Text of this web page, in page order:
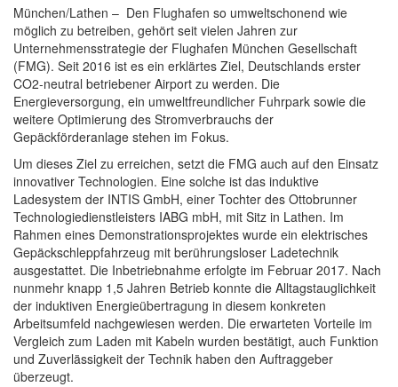
München/Lathen – Den Flughafen so umweltschonend wie
möglich zu betreiben, gehört seit vielen Jahren zur
Unternehmensstrategie der Flughafen München Gesellschaft
(FMG). Seit 2016 ist es ein erklärtes Ziel, Deutschlands erster
CO2-neutral betriebener Airport zu werden. Die
Energieversorgung, ein umweltfreundlicher Fuhrpark sowie die
weitere Optimierung des Stromverbrauchs der
Gepäckförderanlage stehen im Fokus.
Um dieses Ziel zu erreichen, setzt die FMG auch auf den Einsatz
innovativer Technologien. Eine solche ist das induktive
Ladesystem der INTIS GmbH, einer Tochter des Ottobrunner
Technologiedienstleisters IABG mbH, mit Sitz in Lathen. Im
Rahmen eines Demonstrationsprojektes wurde ein elektrisches
Gepäckschleppfahrzeug mit berührungsloser Ladetechnik
ausgestattet. Die Inbetriebnahme erfolgte im Februar 2017. Nach
nunmehr knapp 1,5 Jahren Betrieb konnte die Alltagstauglichkeit
der induktiven Energieübertragung in diesem konkreten
Arbeitsumfeld nachgewiesen werden. Die erwarteten Vorteile im
Vergleich zum Laden mit Kabeln wurden bestätigt, auch Funktion
und Zuverlässigkeit der Technik haben den Auftraggeber
überzeugt.